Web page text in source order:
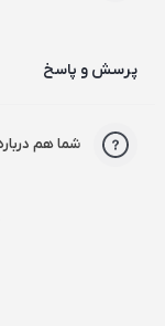
اطلاعات فلش
پرسش و پاسخ
شما هم